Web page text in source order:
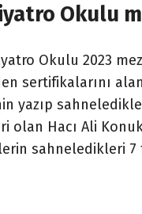
Okulu
Okulu 2023
sertifikalarını
yazıp
Hacı Ali
sahneledikleri